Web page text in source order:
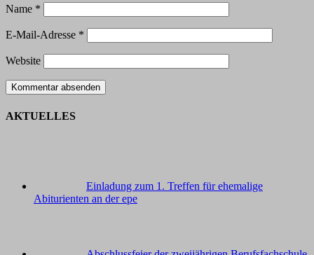
Name *
E-Mail-Adresse *
Website
AKTUELLES
Einladung zum 1. Treffen für ehemalige
Abiturienten an der epe